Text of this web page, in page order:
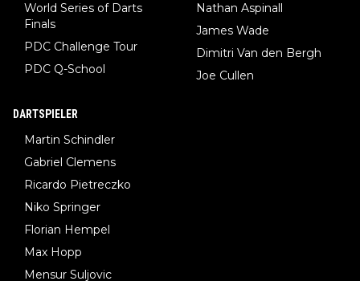
World Series of Darts
Finals
PDC Challenge Tour
PDC Q-School
Nathan Aspinall
James Wade
Dimitri Van den Bergh
Joe Cullen
DARTSPIELER
Martin Schindler
Gabriel Clemens
Ricardo Pietreczko
Niko Springer
Florian Hempel
Max Hopp
Mensur Suljovic